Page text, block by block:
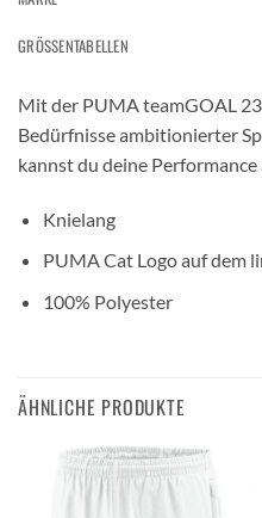
GRÖSSENTABELLEN
Mit der PUMA teamGOAL
Bedürfnisse ambitionierter
kannst du deine
Knielang
PUMA Cat Logo auf dem
100% Polyester
ÄHNLICHE PRODUKTE